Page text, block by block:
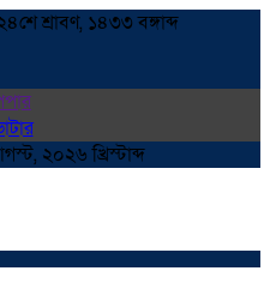
শ্রাবণ, ১৪৩৩ বঙ্গাব্দ
২০২৬ খ্রিস্টাব্দ